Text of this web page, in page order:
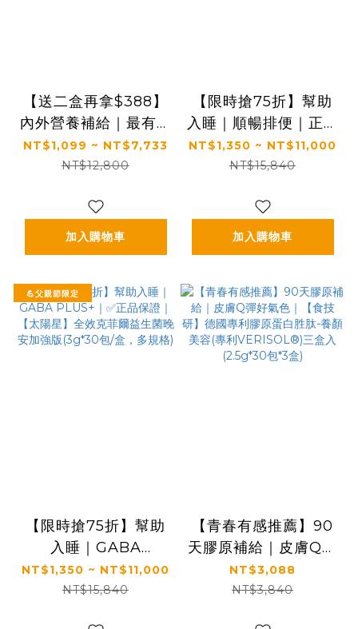
【送二盒再拿$388】
內外營養補給｜最有感
的膠原蛋白胜肽｜【食
技研】德國專利膠原蛋
盒，多規格)
NT$1,099 ~ NT$7,733
NT$12,800
加入購物車
【限時搶75折】幫助
入睡｜順暢排便｜正品
保證｜【太陽星】全效
克菲爾益生菌(3g*30
NT$1,350 ~ NT$11,000
NT$15,840
加入購物車
💪父親節限定
【限時搶75折】幫助
入睡｜GABA
PLUS+｜✅正品保證
｜【太陽星】全效克菲
NT$1,350 ~ NT$11,000
NT$15,840
【青春有感推薦】90
天膠原補給｜皮膚Q彈
好氣色｜【食技研】德
國專利膠原蛋白胜肽-
NT$3,088
NT$3,840